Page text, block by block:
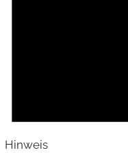
Hinweis